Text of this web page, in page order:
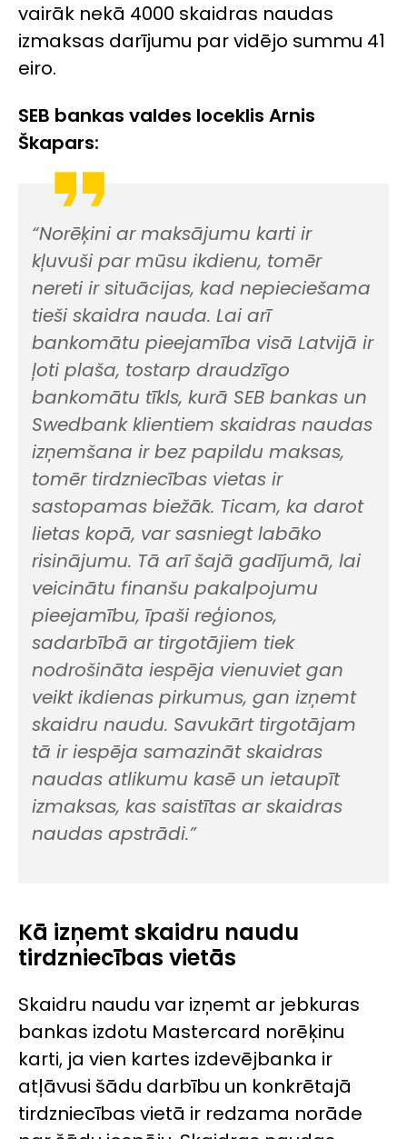
vairāk nekā 4000 skaidras naudas
izmaksas darījumu par vidējo summu 41
eiro.
SEB bankas valdes loceklis Arnis
Škapars:
“Norēķini ar maksājumu karti ir
kļuvuši par mūsu ikdienu, tomēr
nereti ir situācijas, kad nepieciešama
tieši skaidra nauda. Lai arī
bankomātu pieejamība visā Latvijā ir
ļoti plaša, tostarp draudzīgo
bankomātu tīkls, kurā SEB bankas un
Swedbank klientiem skaidras naudas
izņemšana ir bez papildu maksas,
tomēr tirdzniecības vietas ir
sastopamas biežāk. Ticam, ka darot
lietas kopā, var sasniegt labāko
risinājumu. Tā arī šajā gadījumā, lai
veicinātu finanšu pakalpojumu
pieejamību, īpaši reģionos,
sadarbībā ar tirgotājiem tiek
nodrošināta iespēja vienuviet gan
veikt ikdienas pirkumus, gan izņemt
skaidru naudu. Savukārt tirgotājam
tā ir iespēja samazināt skaidras
naudas atlikumu kasē un ietaupīt
izmaksas, kas saistītas ar skaidras
naudas apstrādi.”
Kā izņemt skaidru naudu
tirdzniecības vietās
Skaidru naudu var izņemt ar jebkuras
bankas izdotu Mastercard norēķinu
karti, ja vien kartes izdevējbanka ir
atļāvusi šādu darbību un konkrētajā
tirdzniecības vietā ir redzama norāde